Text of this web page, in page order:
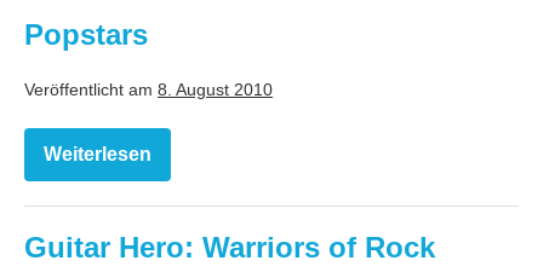
Popstars
Veröffentlicht am 8. August 2010
Weiterlesen
Popstars
Guitar Hero: Warriors of Rock